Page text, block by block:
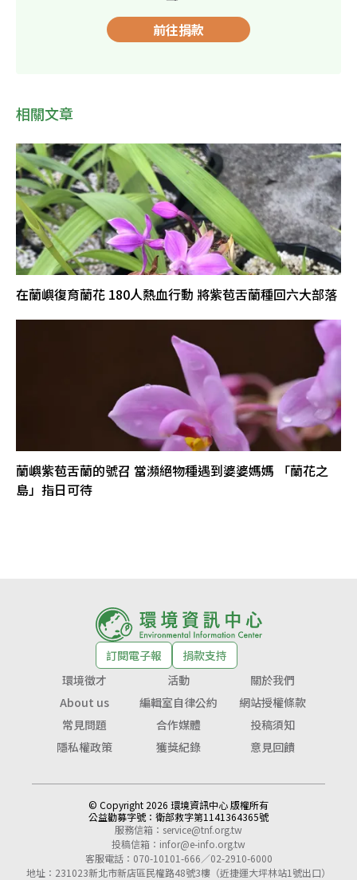
前往捐款
相關文章
在蘭嶼復育蘭花 180人熱血行動 將紫苞舌蘭種回六大部落
蘭嶼紫苞舌蘭的號召 當瀕絕物種遇到婆婆媽媽 「蘭花之
島」指日可待
訂閱電子報
捐款支持
環境徵才
活動
關於我們
About us
編輯室自律公約
網站授權條款
常見問題
合作媒體
投稿須知
隱私權政策
獲獎紀錄 意見回饋
© Copyright 2026 環境資訊中心 版權所有
公益勸募字號： 衛部救字第1141364365號
服務信箱： service@tnf.org.tw
投稿信箱： infor@e-info.org.tw
客服電話：070-10101-666／02-2910-6000
地址：231023新北市新店區民權路48號3樓（近捷運大坪林站1號出口）